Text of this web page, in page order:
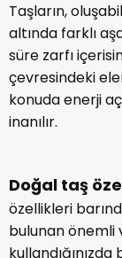
Taşların,
altında farklı
süre zarfı
çevresindeki
konuda enerji
inanılır.
Doğal taş
özellikleri
bulunan önemli